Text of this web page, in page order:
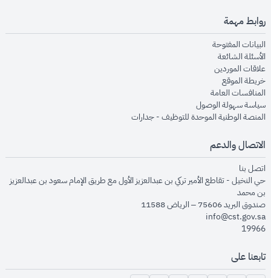
روابط مهمة
البيانات المفتوحةopens in new window
الأسئلة الشائعةopens in new window
علاقات الموردينopens in new window
خريطة الموقعopens in new window
المنافسات العامةopens in new window
سياسة سهولة الوصولopens in new window
المنصة الوطنية الموحدة للتوظيف - جداراتopens in new window
الاتصال والدعم
اتصل بنا
حي النخيل - تقاطع الأمير تركي بن عبدالعزيز الأول مع طريق الإمام سعود بن عبدالعزيز
بن محمد
صندوق البريد 75606 – الرياض 11588
info@cst.gov.sa
19966
تابعنا على